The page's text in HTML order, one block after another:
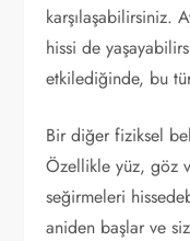
karşılaşabilirsiniz.
hissi de
etkilediğinde, bu
Bir diğer fiziksel
Özellikle yüz, göz
seğirmeleri
aniden başlar ve